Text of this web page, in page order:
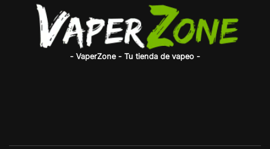
- VaperZone - Tu tienda de vapeo -